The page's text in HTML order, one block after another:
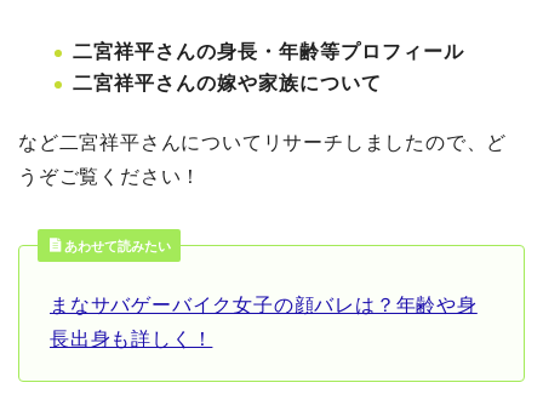
二宮祥平さんの身長・年齢等プロフィール
二宮祥平さんの嫁や家族について
など二宮祥平さんについてリサーチしましたので、ど
うぞご覧ください！
あわせて読みたい
まなサバゲーバイク女子の顔バレは？年齢や身
長出身も詳しく！